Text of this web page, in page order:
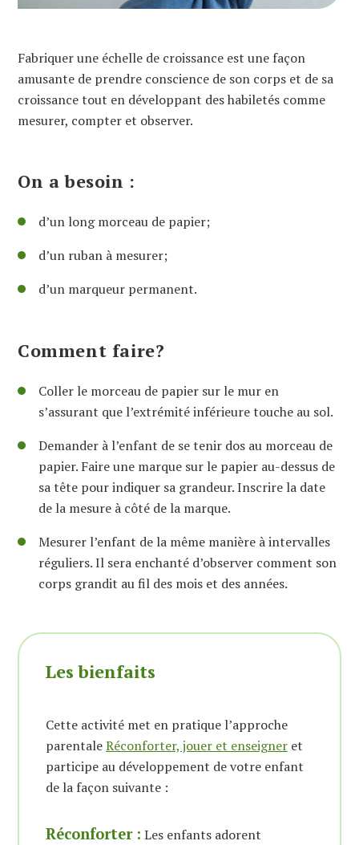
Fabriquer une échelle de croissance est une façon
amusante de prendre conscience de son corps et de sa
croissance tout en développant des habiletés comme
mesurer, compter et observer.
On a besoin :
d’un long morceau de papier;
d’un ruban à mesurer;
d’un marqueur permanent.
Comment faire?
Coller le morceau de papier sur le mur en
s’assurant que l’extrémité inférieure touche au sol.
Demander à l’enfant de se tenir dos au morceau de
papier. Faire une marque sur le papier au-dessus de
sa tête pour indiquer sa grandeur. Inscrire la date
de la mesure à côté de la marque.
Mesurer l’enfant de la même manière à intervalles
réguliers. Il sera enchanté d’observer comment son
corps grandit au fil des mois et des années.
Les bienfaits
Cette activité met en pratique l’approche
parentaleRéconforter, jouer et enseigner et
participe au développement de votre enfant
de la façon suivante :
Réconforter : Les enfants adorent